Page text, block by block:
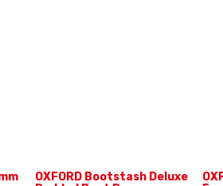
OXFORD Bootstash Deluxe